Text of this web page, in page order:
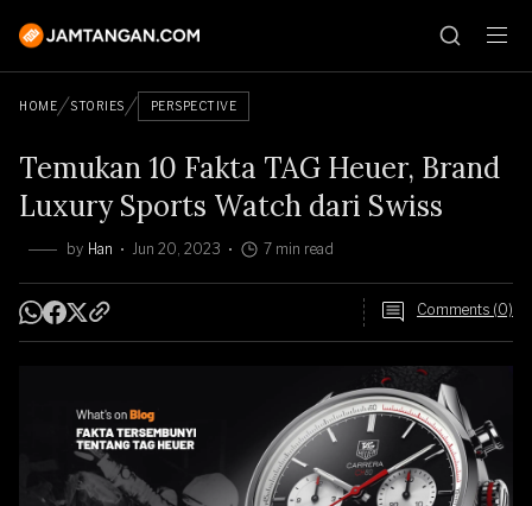
HOME STORIES PERSPECTIVE
Temukan 10 Fakta TAG Heuer, Brand
Luxury Sports Watch dari Swiss
by Han Jun 20, 2023 7 min read
Comments (0)